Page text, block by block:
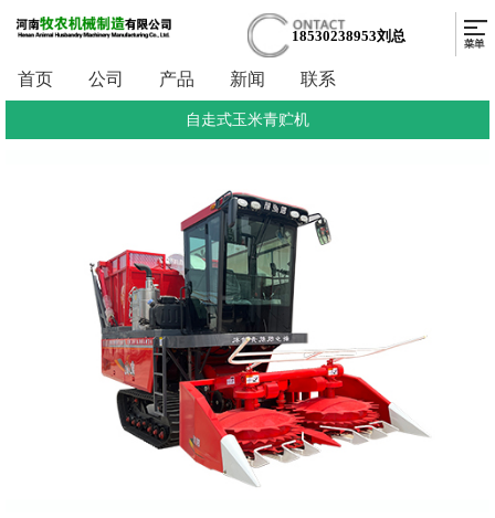
18530238953刘总
首页 公司 产品 新闻 联系
自走式玉米青贮机